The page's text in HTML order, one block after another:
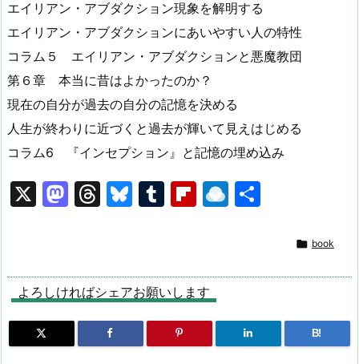
エイリアン・アブダクション現象を解明する
エイリアン・アブダクションにあいやすい人の特性
コラム５ エイリアン・アブダクションと悪魔教団
第６章 本当に昔はよかったのか？
現在の自分が過去の自分の記憶を決める
人生が終わりに近づくと過去が輝いて見えはじめる
コラム6 『インセプション』と記憶の埋め込み
X
M
o
d
o
n
T
a
d
s
Bl
s
k
y
T
bl
r
Fl
o
ar
d
R
dr
p.
io
 book
よろしければシェアお願いします
B!